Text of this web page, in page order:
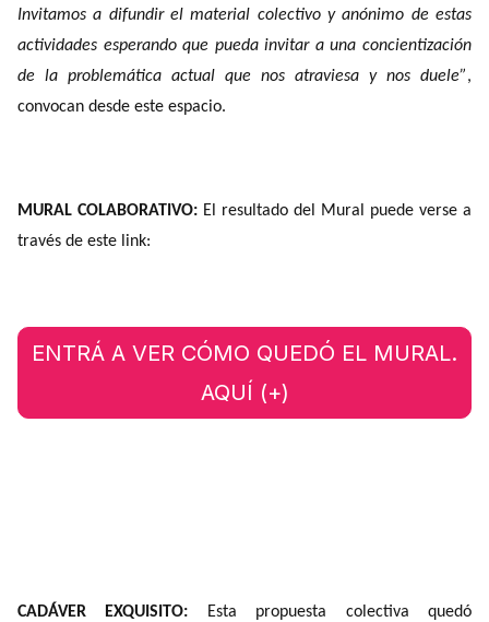
Invitamos a difundir el material colectivo y anónimo de estas
actividades esperando que pueda invitar a una concientización
de la problemática actual que nos atraviesa y nos duele”,
convocan desde este espacio.
MURAL COLABORATIVO: El resultado del Mural puede verse a
través de este link:
ENTRÁ A VER CÓMO QUEDÓ EL MURAL.
AQUÍ (+)
CADÁVER EXQUISITO:
Esta propuesta colectiva quedó